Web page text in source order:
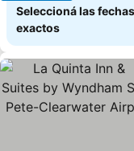
Seleccioná las
exactos